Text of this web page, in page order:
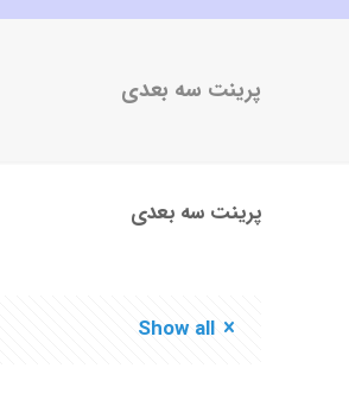
پرینت سه بعدی
پرینت سه بعدی
Show all